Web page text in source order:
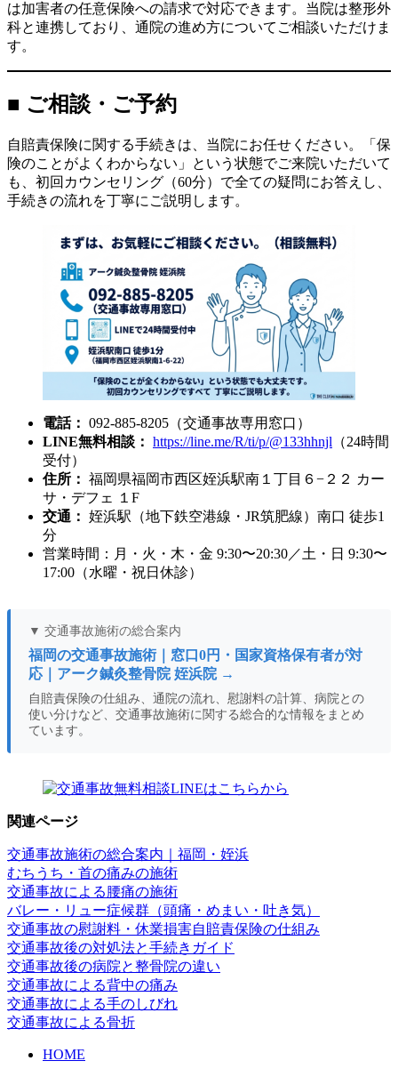
は加害者の任意保険への請求で対応できます。当院は整形外
科と連携しており、通院の進め方についてご相談いただけま
す。
■ ご相談・ご予約
自賠責保険に関する手続きは、当院にお任せください。「保
険のことがよくわからない」という状態でご来院いただいて
も、初回カウンセリング（60分）で全ての疑問にお答えし、
手続きの流れを丁寧にご説明します。
電話： 092-885-8205（交通事故専用窓口）
LINE無料相談： https://line.me/R/ti/p/@133hhnjl （24時間
受付）
住所： 福岡県福岡市西区姪浜駅南１丁目６−２２ カー
サ・デフェ １F
交通： 姪浜駅（地下鉄空港線・JR筑肥線）南口 徒歩1
分
営業時間：月・火・木・金 9:30〜20:30／土・日 9:30〜
17:00（水曜・祝日休診）
▼ 交通事故施術の総合案内
福岡の交通事故施術｜窓口0円・国家資格保有者が対
応｜アーク鍼灸整骨院 姪浜院 →
自賠責保険の仕組み、通院の流れ、慰謝料の計算、病院との
使い分けなど、交通事故施術に関する総合的な情報をまとめ
ています。
関連ページ
交通事故施術の総合案内｜福岡・姪浜
むちうち・首の痛みの施術
交通事故による腰痛の施術
バレー・リュー症候群（頭痛・めまい・吐き気）
交通事故の慰謝料・休業損害自賠責保険の仕組み
交通事故後の対処法と手続きガイド
交通事故後の病院と整骨院の違い
交通事故による背中の痛み
交通事故による手のしびれ
交通事故による骨折
HOME